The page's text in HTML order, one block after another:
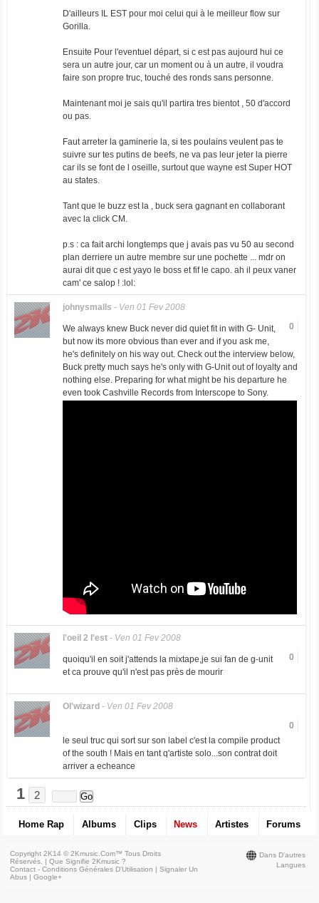
D'ailleurs IL EST pour moi celui qui à le meilleur flow sur
Gorilla.
Ensuite Pour l'eventuel départ, si c est pas aujourd hui ce
sera un autre jour, car un moment ou à un autre, il voudra
faire son propre truc, touché des ronds sans personne.
Maintenant moi je sais qu'il partira tres bientot , 50 d'accord
ou pas.
Faut arreter la gaminerie la, si tes poulains veulent pas te
suivre sur tes putins de beefs, ne va pas leur jeter la pierre
car ils se font de l oseille, surtout que wayne est Super HOT
au states.
Tant que le buzz est la , buck sera gagnant en collaborant
avec la click CM.
p.s : ca fait archi longtemps que j avais pas vu 50 au second
plan derriere un autre membre sur une pochette ... mdr on
aurai dit que c est yayo le boss et fif le capo. ah il peux vaner
cam' ce salop ! :lol:
johnysmalls - Ven 01 Fev 2008
0
We always knew Buck never did quiet fit in with G- Unit,
but now its more obvious than ever and if you ask me,
he's definitely on his way out. Check out the interview below,
Buck pretty much says he's only with G-Unit out of loyalty and
nothing else. Preparing for what might be his departure he
even took Cashville Records from Interscope to Sony.
l'oeil 2 l'est- Ven 01 Fev 2008
0
quoiqu'il en soit j'attends la mixtape,je sui fan de g-unit
et ca prouve qu'il n'est pas près de mourir
Ol'wizard - Ven 01 Fev 2008
0
le seul truc qui sort sur son label c'est la compile product
of the south ! Mais en tant q'artiste solo...son contrat doit
arriver a echeance
1 2
Home Rap Albums Clips News Artistes Forums
Dans D'autres
Langues
Copyright 2K14 © 2Kmusic.com™Tous Droits
Réservés . |Que Signifie 2Kmusic ?
Contact - Conditions Générales D'Utilisation |Signaler Un
Abus |Google+